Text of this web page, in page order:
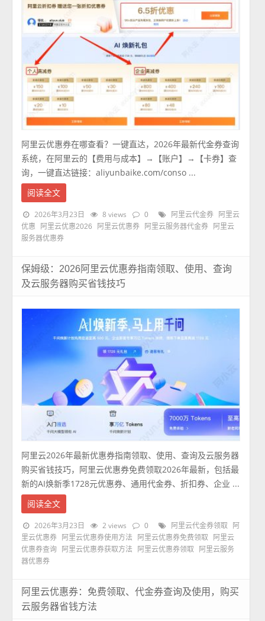
阿里云优惠券在哪查看？一键直达，2026年最新代金券查询
系统，在阿里云的【费用与成本】→【账户】→【卡券】查
询，一键直达链接：aliyunbaike.com/conso ...
阅读全文
2026年3月23日 8 views 0 阿里云代金券
阿里云
优惠
阿里云优惠2026 阿里云优惠券 阿里云服务器代金券
阿里云
服务器优惠券
保姆级：2026阿里云优惠券指南领取、使用、查询
及云服务器购买省钱技巧
阿里云2026年最新优惠券指南领取、使用、查询及云服务器
购买省钱技巧，阿里云优惠券免费领取2026年最新，包括最
新的AI焕新季1728元优惠券、通用代金券、折扣券、企业 ...
阅读全文
2026年3月23日 2 views 0 阿里云代金券领取
阿
里云优惠券
阿里云优惠券使用方法 阿里云优惠券免费领取
阿里云
优惠券查询
阿里云优惠券获取方法 阿里云优惠券领取
阿里云服务
器优惠券
阿里云优惠券：免费领取、代金券查询及使用，购买
云服务器省钱方法